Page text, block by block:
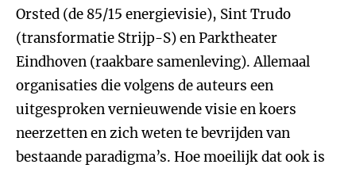
Orsted (de 85/15 energievisie), Sint Trudo
(transformatie Strijp-S) en Parktheater
Eindhoven (raakbare samenleving). Allemaal
organisaties die volgens de auteurs een
uitgesproken vernieuwende visie en koers
neerzetten en zich weten te bevrijden van
bestaande paradigma’s. Hoe moeilijk dat ook is